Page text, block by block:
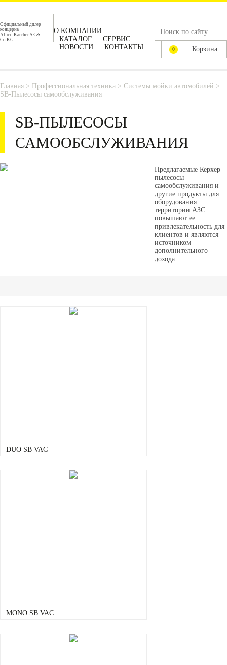
Официальный дилер
концерна
Alfred Karcher SE &
Co.KG
О КОМПАНИИ
КАТАЛОГ
СЕРВИС
НОВОСТИ
КОНТАКТЫ 0 Корзина
Главная > Профессиональная техника > Системы мойки автомобилей >
SB-Пылесосы самообслуживания
SB-ПЫЛЕСОСЫ
САМООБСЛУЖИВАНИЯ
Предлагаемые Керхер
пылесосы
самообслуживания и
другие продукты для
оборудования
территории АЗС
повышают ее
привлекательность для
клиентов и являются
источником
дополнительного
дохода.
DUO SB VAC
MONO SB VAC